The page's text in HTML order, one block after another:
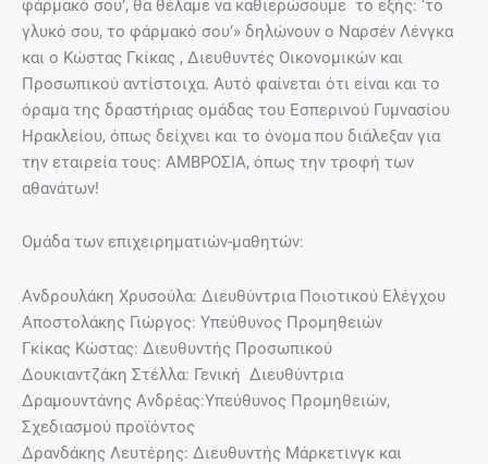
φάρμακό σου’, θα θέλαμε να καθιερώσουμε το εξής: ‘το
γλυκό σου, το φάρμακό σου’» δηλώνουν ο Ναρσέν Λένγκα
και ο Κώστας Γκίκας , Διευθυντές Οικονομικών και
Προσωπικού αντίστοιχα. Αυτό φαίνεται ότι είναι και το
όραμα της δραστήριας ομάδας του Εσπερινού Γυμνασίου
Ηρακλείου, όπως δείχνει και το όνομα που διάλεξαν για
την εταιρεία τους: ΑΜΒΡΟΣΙΑ, όπως την τροφή των
αθανάτων!
Ομάδα των επιχειρηματιών-μαθητών:
Ανδρουλάκη Χρυσούλα: Διευθύντρια Ποιοτικού Ελέγχου
Αποστολάκης Γιώργος: Υπεύθυνος Προμηθειών
Γκίκας Κώστας: Διευθυντής Προσωπικού
Δουκιαντζάκη Στέλλα: Γενική Διευθύντρια
Δραμουντάνης Ανδρέας:Υπεύθυνος Προμηθειών,
Σχεδιασμού προϊόντος
Δρανδάκης Λευτέρης: Διευθυντής Μάρκετινγκ και